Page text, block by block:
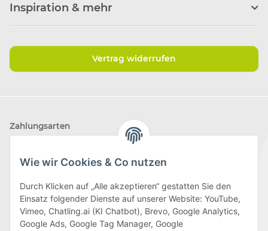
Wie wir Cookies & Co nutzen
Durch Klicken auf „Alle akzeptieren“ gestatten Sie den
Einsatz folgender Dienste auf unserer Website: YouTube,
Vimeo, Chatling.ai (KI Chatbot), Brevo, Google Analytics,
Google Ads, Google Tag Manager, Google
Inspiration & mehr
Vertrag widerrufen
Zahlungsarten
Wir versenden mit